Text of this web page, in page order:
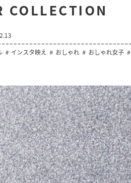
COLLECTION
インスタ映え おしゃれ おしゃれ女子